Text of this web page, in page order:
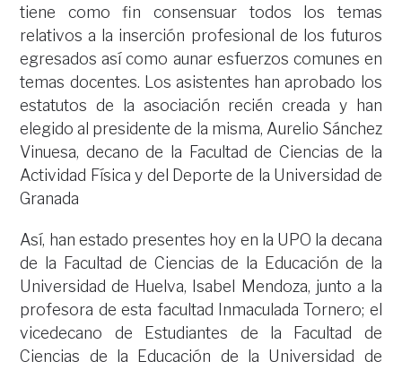
tiene como fin consensuar todos los temas
relativos a la inserción profesional de los futuros
egresados así como aunar esfuerzos comunes en
temas docentes. Los asistentes han aprobado los
estatutos de la asociación recién creada y han
elegido al presidente de la misma, Aurelio Sánchez
Vinuesa, decano de la Facultad de Ciencias de la
Actividad Física y del Deporte de la Universidad de
Granada
Así, han estado presentes hoy en la UPO la decana
de la Facultad de Ciencias de la Educación de la
Universidad de Huelva, Isabel Mendoza, junto a la
profesora de esta facultad Inmaculada Tornero; el
vicedecano de Estudiantes de la Facultad de
Ciencias de la Educación de la Universidad de